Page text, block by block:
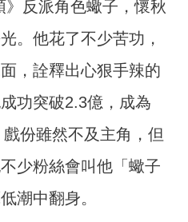
反派角色蠍子，懷秋
。他花了不少苦功，
，詮釋出心狠手辣的
功突破2.3億，成為
份雖然不及主角，但
少粉絲會叫他「蠍子
潮中翻身。